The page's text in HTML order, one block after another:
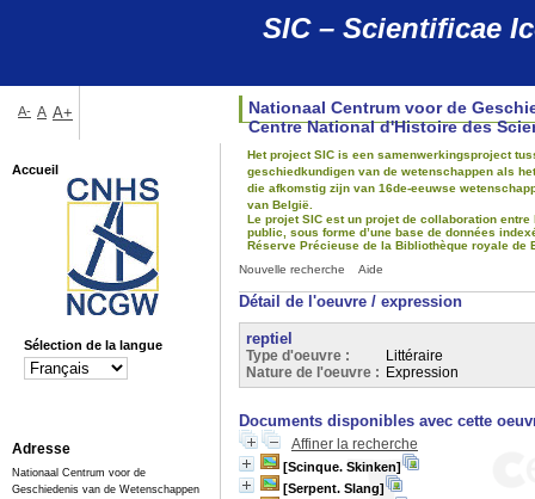
SIC – Scientificae
Nouvelle recherche Aide
Détail de l'oeuvre / expression
reptiel
Type d'oeuvre :
Littéraire
Nature de l'oeuvre : Expression
Documents disponibles avec cette
Affiner la recherche
[Scinque. Skinken]
[Serpent. Slang]
Nationaal Centrum voor de
Centre National d'Histoire des
Het project SIC is een samenwerkingsproject
geschiedkundigen van de wetenschappen als
die afkomstig zijn van 16de-eeuwse
van België.
Le projet SIC est un projet de collaboration
public, sous forme d’une base de données
Réserve Précieuse de la Bibliothèque royale de
A- A A+
Accueil
Sélection de la langue
Adresse
Nationaal Centrum voor de
Geschiedenis van de Wetenschappen